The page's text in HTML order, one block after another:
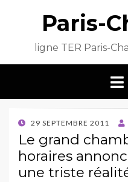
Paris-
ligne TER Paris-
POSTED
ON
29 SEPTEMBRE 2011
Le grand
horaires
une triste